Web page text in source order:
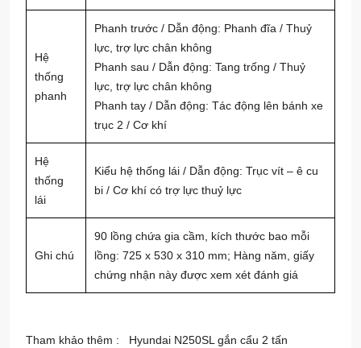
Hệ
thống
phanh
Phanh trước / Dẫn động: Phanh đĩa / Thuỷ
lực, trợ lực chân không
Phanh sau / Dẫn động: Tang trống / Thuỷ
lực, trợ lực chân không
Phanh tay / Dẫn động: Tác động lên bánh xe
trục 2 / Cơ khí
Hệ
thống
lái
Kiểu hệ thống lái / Dẫn động: Trục vít – ê cu
bi / Cơ khí có trợ lực thuỷ lực
Ghi chú
90 lồng chứa gia cầm, kích thước bao mỗi
lồng: 725 x 530 x 310 mm; Hàng năm, giấy
chứng nhận này được xem xét đánh giá
Tham khảo thêm : Hyundai N250SL gắn cẩu 2 tấn